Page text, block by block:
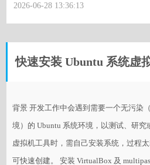
2026-06-28 13:36:13
快速安装 Ubuntu 系统虚
背景 开发工作中会遇到需要一个无污染
境）的 Ubuntu 系统环境，以测试、研
虚拟机工具时，需自己安装系统，过程
可快速创建。 安装 VirtualBox 及